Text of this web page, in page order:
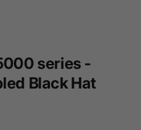
series -
Black Hat